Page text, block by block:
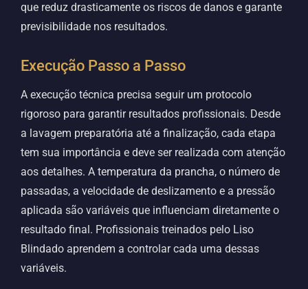
que reduz drasticamente os riscos de danos e garante
previsibilidade nos resultados.
Execução Passo a Passo
A execução técnica precisa seguir um protocolo
rigoroso para garantir resultados profissionais. Desde
a lavagem preparatória até a finalização, cada etapa
tem sua importância e deve ser realizada com atenção
aos detalhes. A temperatura da prancha, o número de
passadas, a velocidade de deslizamento e a pressão
aplicada são variáveis que influenciam diretamente o
resultado final. Profissionais treinados pelo Liso
Blindado aprendem a controlar cada uma dessas
variáveis.